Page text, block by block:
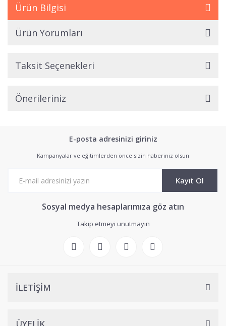
Ürün Bilgisi
Ürün Yorumları
Taksit Seçenekleri
Önerileriniz
E-posta adresinizi giriniz
Kampanyalar ve eğitimlerden önce sizin haberiniz olsun
Kayıt Ol
Sosyal medya hesaplarımıza göz atın
Takip etmeyi unutmayın
İLETİŞİM